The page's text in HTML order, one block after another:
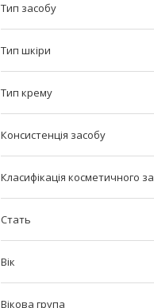
Тип засобу
Тип шкіри
Тип крему
Консистенція засобу
Класифікація косметичного
Стать
Вік
Вікова група